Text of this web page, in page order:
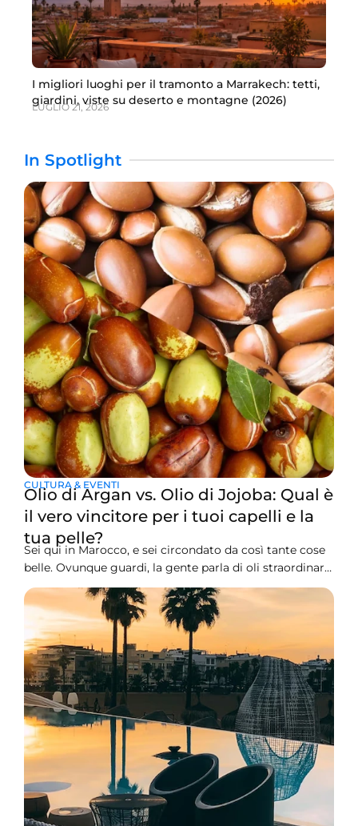
I migliori luoghi per il tramonto a Marrakech: tetti,
giardini, viste su deserto e montagne (2026)
LUGLIO 21, 2026
In Spotlight
CULTURA & EVENTI
Olio di Argan vs. Olio di Jojoba: Qual è
il vero vincitore per i tuoi capelli e la
tua pelle?
Sei qui in Marocco, e sei circondato da così tante cose
belle. Ovunque guardi, la gente parla di oli straordinari.
Due grandi nomi continuano a emergere sempre di
nuovo: l’olio di Argan e l’olio di Jojoba. Entrambi sono
stelle enormi in questo momento. Entrambi
promettono di fare grandi cose per